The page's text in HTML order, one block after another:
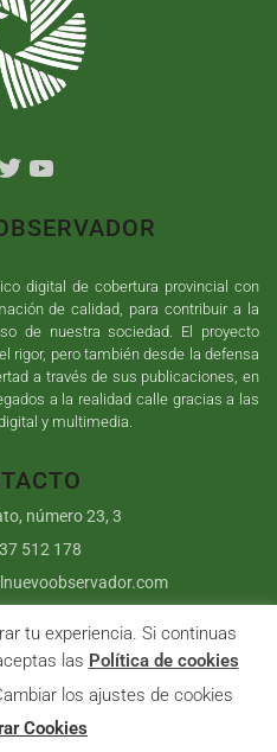
digital de cobertura provincial con
de calidad, para contribuir a la
de nuestra sociedad. El proyecto
rigor, pero también desde la defensa
a través de sus publicaciones, en
a la realidad calle gracias a las
y multimedia.
número 23, 3
512 178
| Sumurdigital Diseño web
|
de cookies|User
tu experiencia. Si continuas
las Política de cookies
los ajustes de cookies
Cookies